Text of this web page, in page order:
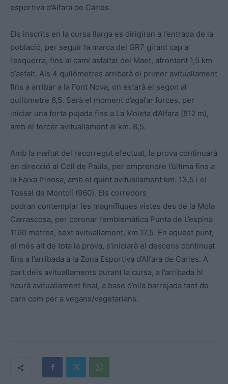
esportiva d’Alfara de Carles.
Els inscrits en la cursa llarga es dirigiran a l’entrada de la
població, per seguir la marca del GR7 girant cap a
l’esquerra, fins al camí asfaltat del Maet, afrontant 1,5 km
d’asfalt. Als 4 quilòmetres arribarà el primer avituallament
fins a arribar a la Font Nova, on estarà el segon al
quilòmetre 6,5. Serà el moment d’agafar forces, per
iniciar una forta pujada fins a La Moleta d’Alfara (812 m),
amb el tercer avituallament al km. 8,5.
Amb la meitat del recorregut efectuat, la prova continuarà
en direcció al Coll de Paüls, per emprendre l’última fins a
la Faixa Pinosa, amb el quint avituallament km. 13,5 i el
Tossal de Montclí (960). Els corredors
podran contemplar les magnífiques vistes des de la Mola
Carrascosa, per coronar l’emblemàtica Punta de L’espina
1160 metres, sext avituallament, km 17,5. En aquest punt,
el més alt de tota la prova, s’iniciarà el descens continuat
fins a l’arribada a la Zona Esportiva d’Alfara de Carles. A
part dels avituallaments durant la cursa, a l’arribada hi
haurà avituallament final, a base d’olla barrejada tant de
carn com per a vegans/vegetarians.